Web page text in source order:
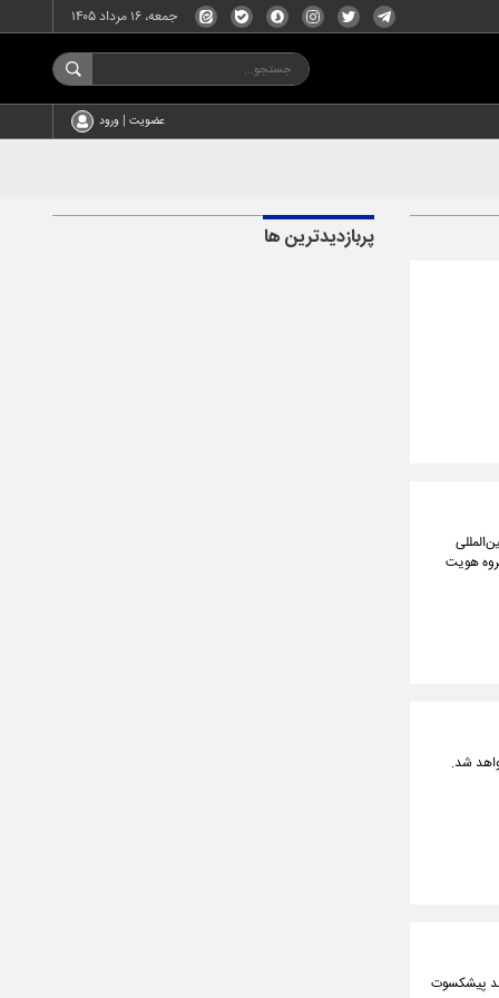
جمعه، ۱۶ مرداد ۱۴۰۵
عضویت | ورود
هویت
پیشکسوت
پربازدیدترین ها